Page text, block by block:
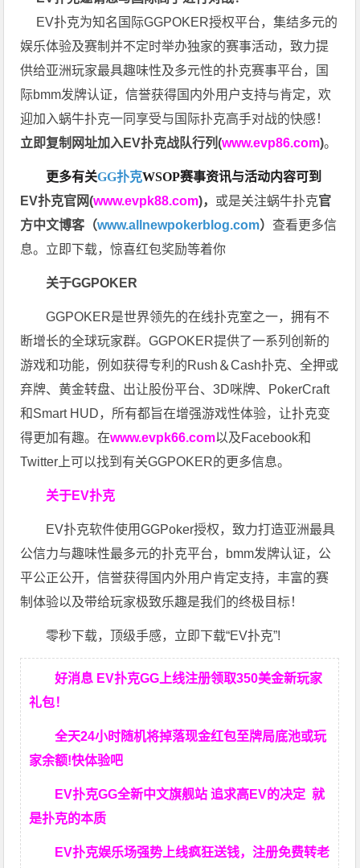
EV扑克为知名国际GGPOKER授权平台，集结多元的
娱乐体验及赛制并不定时举办独家的赛事活动，致力提
供给亚洲玩家最具趣味性及多元性的扑克赛事平台，国
际bmm发牌认证，信誉获得国内外用户支持与肯定，欢
迎加入蜗牛扑克一同享受与国际扑克高手对战的快感！
立即复制网址加入EV扑克战队行列(www.evp86.com)。
更多有关GG扑克WSOP赛事资讯与活动内容可到
EV扑克官网(www.evpk88.com)， 或是关注蜗牛扑克官
方中文博客（www.allnewpokerblog.com）查看更多信
息。立即下载，惊喜红包奖励等着你
关于GGPOKER
GGPOKER是世界领先的在线扑克室之一，拥有不
断增长的全球玩家群。GGPOKER提供了一系列创新的
游戏和功能，例如获得专利的Rush＆Cash扑克、全押或
弃牌、黄金转盘、出让股份平台、3D咪牌、PokerCraft
和Smart HUD，所有都旨在增强游戏性体验，让扑克变
得更加有趣。在www.evpk66.com以及Facebook和
Twitter上可以找到有关GGPOKER的更多信息。
关于EV扑克
EV扑克软件使用GGPoker授权，致力打造亚洲最具
公信力与趣味性最多元的扑克平台，bmm发牌认证，公
平公正公开，信誉获得国内外用户肯定支持，丰富的赛
制体验以及带给玩家极致乐趣是我们的终极目标！
零秒下载，顶级手感，立即下载“EV扑克”!
好消息 EV扑克GG上线注册领取350美金新玩家
礼包！
全天24小时随机将掉落现金红包至牌局底池或玩
家余额!快体验吧
EV扑克GG全新中文旗舰站 追求高EV的决定就
是扑克的本质
EV扑克娱乐场强势上线疯狂送钱，注册免费转老